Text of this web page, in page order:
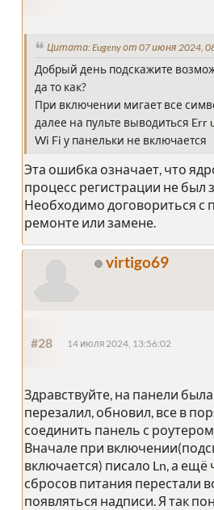
Цитата: Eugeny от 07 июня 2024,
Добрый день подскажите
да то как?
При включении мигает все
далее на пульте выводиться Err
Wi Fi у панельки не включается
Эта ошибка означает, что
процесс регистрации не был
Необходимо договориться с
ремонте или замене.
virtigo69
#28 14 июля 2024, 13:56:02
Здравствуйте, на панели
перезалил, обновил, все в
соединить панель с
Вначале при
включается) писало Ln, а ещё
сбросов питания перестали
появляться надписи. Я так